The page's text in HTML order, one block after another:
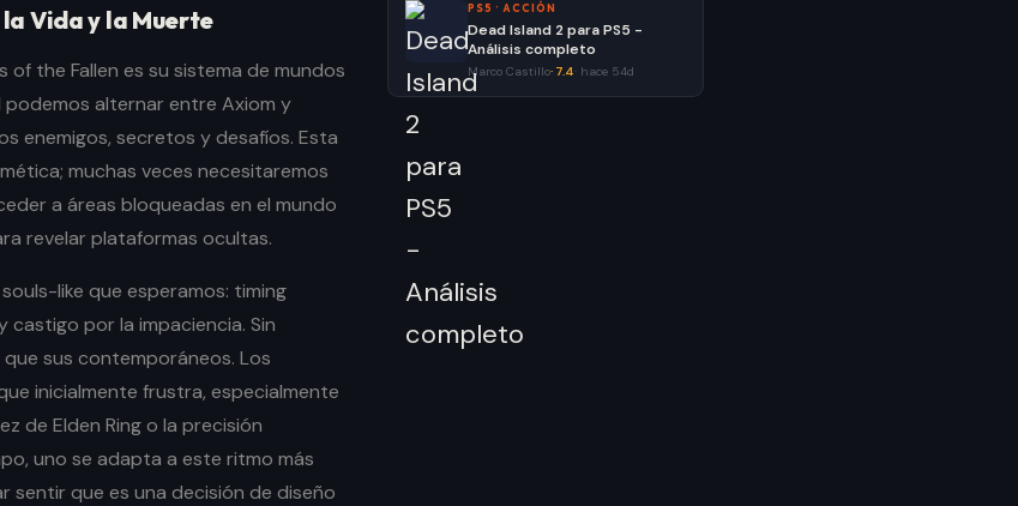
Vida y la Muerte
the Fallen es su sistema de mundos
podemos alternar entre Axiom y
enemigos, secretos y desafíos. Esta
muchas veces necesitaremos
a áreas bloqueadas en el mundo
revelar plataformas ocultas.
like que esperamos: timing
por la impaciencia. Sin
sus contemporáneos. Los
inicialmente frustra, especialmente
de Elden Ring o la precisión
uno se adapta a este ritmo más
sentir que es una decisión de diseño
PS5 · ACCIÓN
Dead Island 2 para PS5 -
Análisis completo
Marco Castillo· 7.4 hace 54d